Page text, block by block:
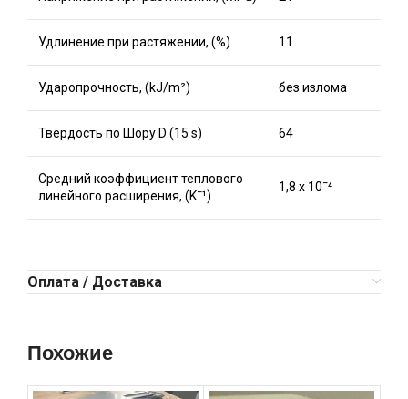
Удлинение при растяжении, (%) 11
Ударопрочность, (kJ/m²) без излома
Твёрдость по Шору D (15 s) 64
Средний коэффициент теплового
линейного расширения, (Kˉ¹)
1,8 x 10ˉ⁴
Оплата / Доставка
Похожие